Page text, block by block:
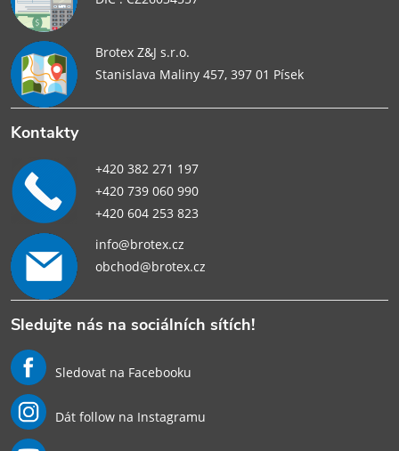
Brotex Z&J s.r.o.
Stanislava Maliny 457, 397 01 Písek
Kontakty
+420 382 271 197
+420 739 060 990
+420 604 253 823
info@brotex.cz
obchod@brotex.cz
Sledujte nás na sociálních sítích!
Sledovat na Facebooku
Dát follow na Instagramu